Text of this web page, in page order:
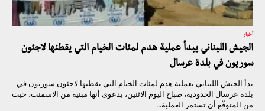
أخبار
الجيش اللبناني يبدأ عملية هدم لمئات الخيام التي يقطنها لاجئون
سوريون في بلدة عرسال
بدأ الجيش اللبناني بعملية هدم لمئات الخيام التي يقطنها لاجئون سوريون في
بلدة عرسال الحدودية، صباح اليوم الاثنين، بدعوى أنها مبنية من الاسمنت، حيث
من المتوقّع أن تستمر العملية...